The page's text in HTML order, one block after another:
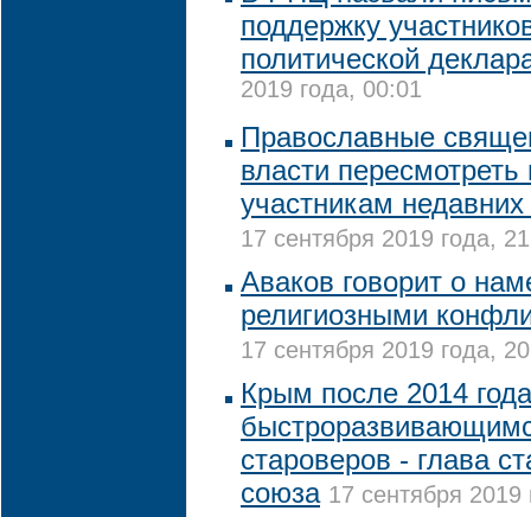
поддержку
политической
2019 года, 00:01
Православные
власти пересмотреть
участникам
17 сентября 2019 года,
Аваков говорит о
религиозными
17 сентября 2019 года,
Крым после 2014
староверов - глава
союза 17 сентября 2019